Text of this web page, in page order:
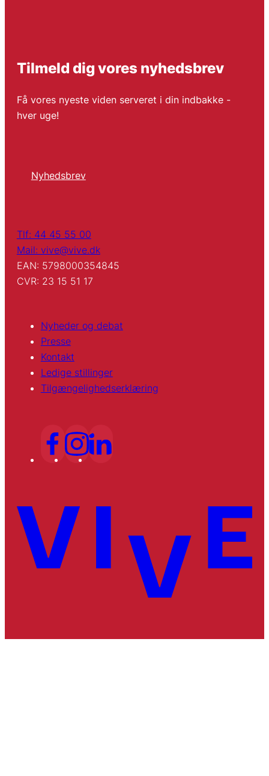
Tilmeld dig vores nyhedsbrev
Få vores nyeste viden serveret i din indbakke -
hver uge!
Nyhedsbrev
Tlf: 44 45 55 00
Mail: vive@vive.dk
EAN: 5798000354845
CVR: 23 15 51 17
Nyheder og debat
Presse
Kontakt
Ledige stillinger
Tilgængelighedserklæring